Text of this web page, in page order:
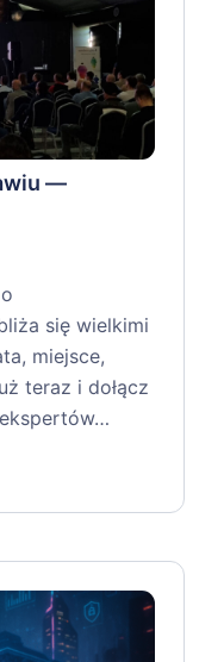
—
się wielkimi
miejsce,
teraz i dołącz